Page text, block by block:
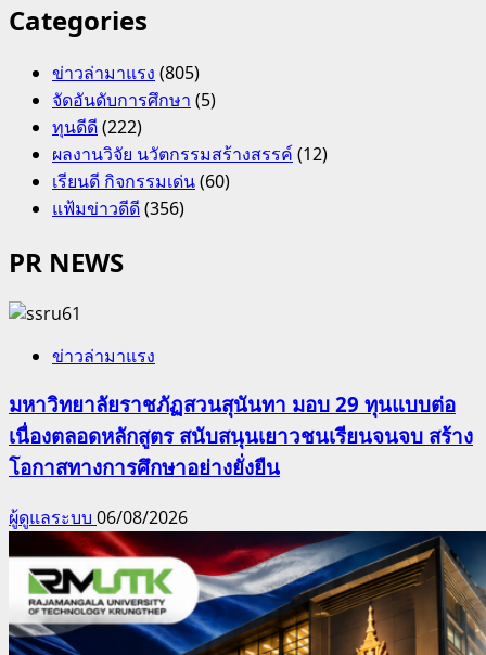
Categories
ข่าวล่ามาแรง (805)
จัดอันดับการศึกษา (5)
ทุนดีดี(222)
ผลงานวิจัย นวัตกรรมสร้างสรรค์ (12)
เรียนดี กิจกรรมเด่น(60)
แฟ้มข่าวดีดี(356)
PR NEWS
ข่าวล่ามาแรง
มหาวิทยาลัยราชภัฏสวนสุนันทา มอบ 29 ทุนแบบต่อ
เนื่องตลอดหลักสูตร สนับสนุนเยาวชนเรียนจนจบ สร้าง
โอกาสทางการศึกษาอย่างยั่งยืน
ผู้ดูแลระบบ 06/08/2026